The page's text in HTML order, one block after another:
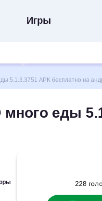
Игры
5.1.3.3751 APK бесплатно на
еды
228